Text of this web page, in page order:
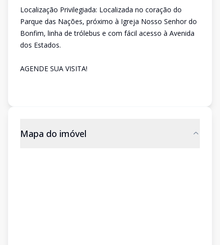
Localização Privilegiada: Localizada no coração do
Parque das Nações, próximo à Igreja Nosso Senhor do
Bonfim, linha de trólebus e com fácil acesso à Avenida
dos Estados.
AGENDE SUA VISITA!
Mapa do imóvel